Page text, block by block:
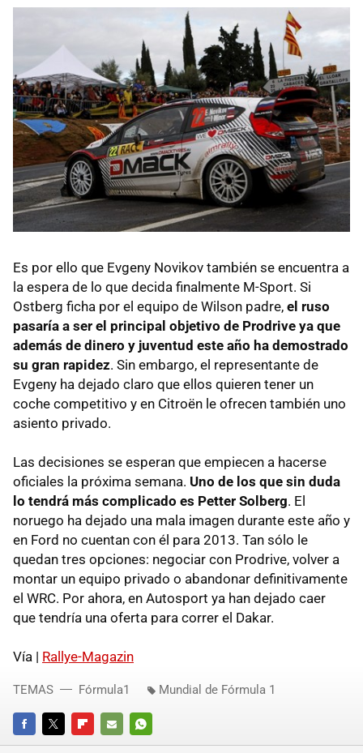
Es por ello que Evgeny Novikov también se encuentra a
la espera de lo que decida finalmente M-Sport. Si
Ostberg ficha por el equipo de Wilson padre, el ruso
pasaría a ser el principal objetivo de Prodrive ya que
además de dinero y juventud este año ha demostrado
su gran rapidez. Sin embargo, el representante de
Evgeny ha dejado claro que ellos quieren tener un
coche competitivo y en Citroën le ofrecen también uno
asiento privado.
Las decisiones se esperan que empiecen a hacerse
oficiales la próxima semana. Uno de los que sin duda
lo tendrá más complicado es Petter Solberg. El
noruego ha dejado una mala imagen durante este año y
en Ford no cuentan con él para 2013. Tan sólo le
quedan tres opciones: negociar con Prodrive, volver a
montar un equipo privado o abandonar definitivamente
el WRC. Por ahora, en Autosport ya han dejado caer
que tendría una oferta para correr el Dakar.
Vía | Rallye-Magazin
FACEBOOKTWITTERFLIPBOARD
E-
WHATSAPP
TEMAS Fórmula1 Mundial de Fórmula 1